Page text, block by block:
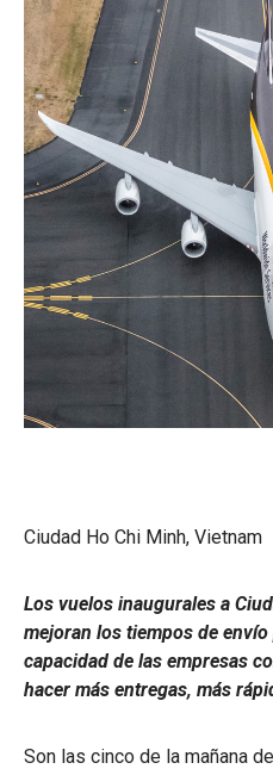
Ciudad Ho Chi Minh, Vietnam
Los vuelos inaugurales a
mejoran los tiempos de
capacidad de las empresas
hacer más entregas, más
Son las cinco de la mañana